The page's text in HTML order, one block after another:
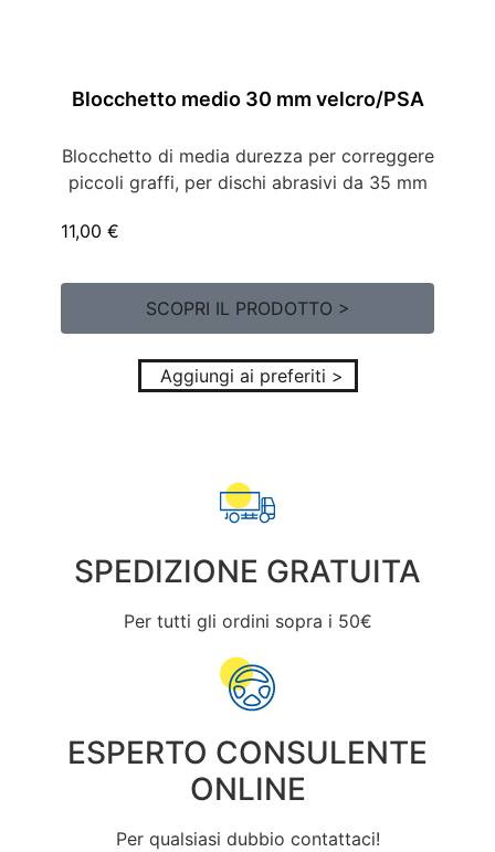
Blocchetto medio 30 mm velcro/PSA
Blocchetto di media durezza per correggere
piccoli graffi, per dischi abrasivi da 35 mm
11,00 €
SCOPRI IL PRODOTTO >
Aggiungi ai preferiti >
SPEDIZIONE GRATUITA
Per tutti gli ordini sopra i 50€
ESPERTO CONSULENTE
ONLINE
Per qualsiasi dubbio contattaci!